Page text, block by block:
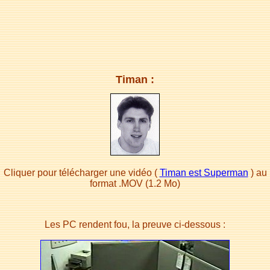
Timan :
Cliquer pour télécharger une vidéo (Timan est Superman ) au
format .MOV (1.2 Mo)
Les PC rendent fou, la preuve ci-dessous :